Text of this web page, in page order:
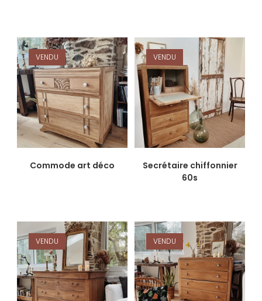
VENDU
Commode art déco
VENDU
Secrétaire chiffonnier
60s
VENDU VENDU